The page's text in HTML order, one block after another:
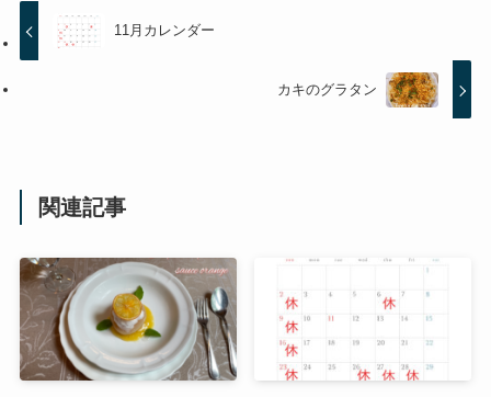
11月カレンダー
カキのグラタン
関連記事